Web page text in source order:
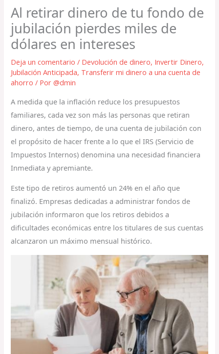
Al retirar dinero de tu fondo de
jubilación pierdes miles de
dólares en intereses
Deja un comentario / Devolución de dinero, Invertir Dinero,
Jubilación Anticipada, Transferir mi dinero a una cuenta de
ahorro / Por@dmin
A medida que la inflación reduce los presupuestos
familiares, cada vez son más las personas que retiran
dinero, antes de tiempo, de una cuenta de jubilación con
el propósito de hacer frente a lo que el IRS (Servicio de
Impuestos Internos) denomina una necesidad financiera
Inmediata y apremiante.
Este tipo de retiros aumentó un 24% en el año que
finalizó. Empresas dedicadas a administrar fondos de
jubilación informaron que los retiros debidos a
dificultades económicas entre los titulares de sus cuentas
alcanzaron un máximo mensual histórico.